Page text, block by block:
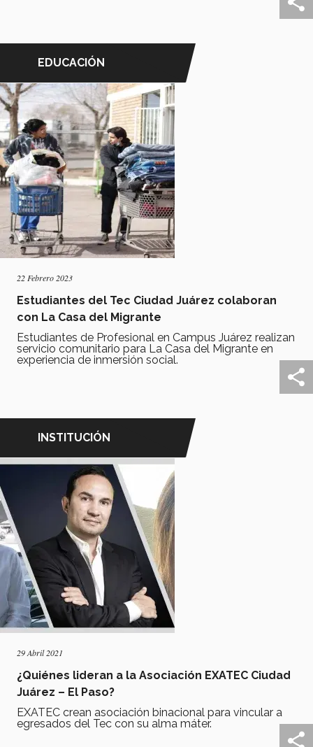
EDUCACIÓN
22 Febrero 2023
Estudiantes del Tec Ciudad Juárez colaboran
con La Casa del Migrante
Estudiantes de Profesional en Campus Juárez realizan
servicio comunitario para La Casa del Migrante en
experiencia de inmersión social.
INSTITUCIÓN
29 Abril 2021
¿Quiénes lideran a la Asociación EXATEC Ciudad
Juárez – El Paso?
EXATEC crean asociación binacional para vincular a
egresados del Tec con su alma máter.